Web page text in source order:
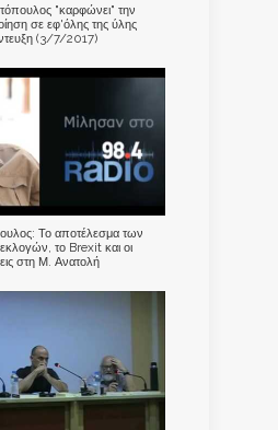
"καρφώνει" την
σε εφ'όλης της ύλης
(3/7/2017)
Το αποτέλεσμα των
το Brexit και οι
στη Μ. Ανατολή